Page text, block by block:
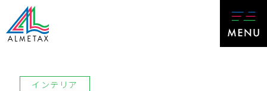
インテリア